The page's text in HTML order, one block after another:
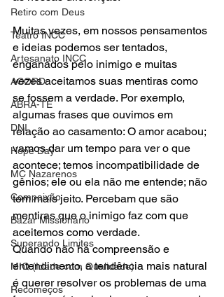
Retiro com Deus
Teatro INCC
Artesanato INCC
ACORD
ABRA-TE
DNI
Hope Day
MC Nazarenos
Compaixão
Bazar Missionário
Superando Limites
MIQ (Idade com Qualidade)
Recomeços
Muitas vezes, em nossos pensamentos
e ideias podemos ser tentados,
enganados pelo inimigo e muitas
vezes aceitamos suas mentiras como
se fossem a verdade. Por exemplo,
algumas frases que ouvimos em
relação ao casamento: O amor acabou;
vamos dar um tempo para ver o que
acontece; temos incompatibilidade de
gênios; ele ou ela não me entende; não
tem mais jeito. Percebam que são
mentiras que o inimigo faz com que
aceitemos como verdade.
Quando não há compreensão e
entendimento, a tendência mais natural
é querer resolver os problemas de uma